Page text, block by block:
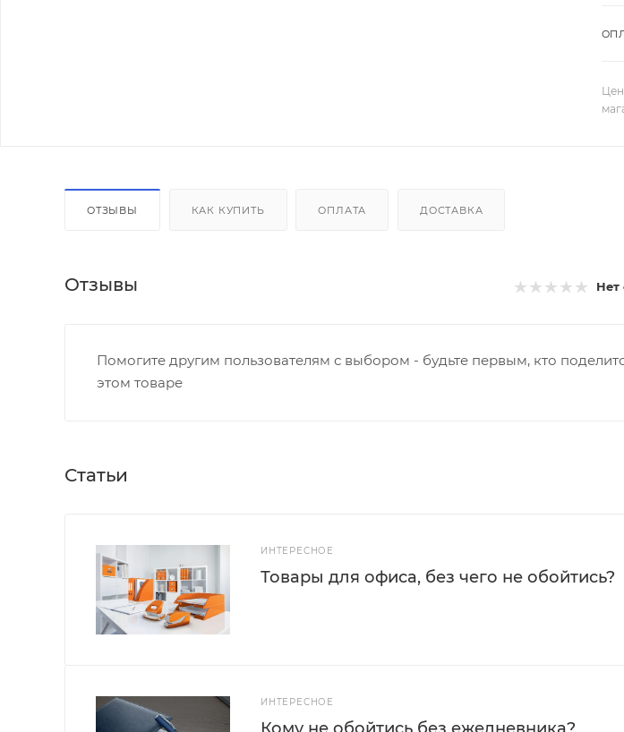
ОТЗЫВЫ КАК КУПИТЬ ОПЛАТА ДОСТАВКА
Отзывы Нет
Помогите другим пользователям с выбором - будьте первым, кто
этом товаре
Статьи
ИНТЕРЕСНОЕ
Товары для офиса, без чего не обойтись?
ИНТЕРЕСНОЕ